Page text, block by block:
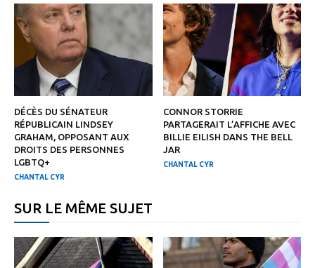
DÉCÈS DU SÉNATEUR
RÉPUBLICAIN LINDSEY
GRAHAM, OPPOSANT AUX
DROITS DES PERSONNES
LGBTQ+
CHANTAL CYR
CONNOR STORRIE
PARTAGERAIT L’AFFICHE AVEC
BILLIE EILISH DANS THE BELL
JAR
CHANTAL CYR
SUR LE MÊME SUJET